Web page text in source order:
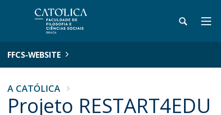
FFCS-WEBSITE
A CATÓLICA
Projeto RESTART4EDU